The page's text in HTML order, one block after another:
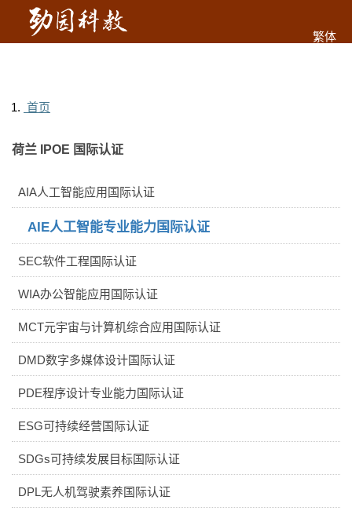
繁体
首页
荷兰 IPOE 国际认证
AIA人工智能应用国际认证
AIE人工智能专业能力国际认证
SEC软件工程国际认证
WIA办公智能应用国际认证
MCT元宇宙与计算机综合应用国际认证
DMD数字多媒体设计国际认证
PDE程序设计专业能力国际认证
ESG可持续经营国际认证
SDGs可持续发展目标国际认证
DPL无人机驾驶素养国际认证